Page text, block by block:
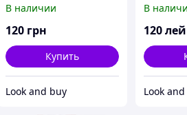
В наличии
120 грн
Купить
Look and buy
В
120лей
Look